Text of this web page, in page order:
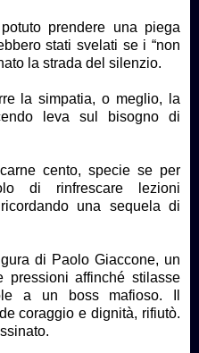
prendere una piega
stati svelati se i “non
la strada del silenzio.
la simpatia, o meglio, la
leva sul bisogno di
cento, specie se per
di rinfrescare lezioni
una sequela di
di Paolo Giaccone, un
pressioni affinché stilasse
a un boss mafioso. Il
coraggio e dignità, rifiutò.